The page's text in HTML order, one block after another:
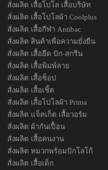
สั่งผลิต เสื้อโปโล เสื้อบริษัท
สั่งผลิต เสื้อโปโลผ้า Coolplus
สั่งผลิต เสื้อกีฬา Antibac
สั่งผลิต สินค้าเพื่อความยั่งยืน
สั่งผลิต เสื้อยืด ปัก-สกรีน
สั่งผลิต เสื้อพิมพ์ลาย
สั่งผลิต เสื้อช็อป
สั่งผลิต เสื้อเชิ้ต
สั่งผลิต เสื้อโปโลผ้า Prima
สั่งผลิต แจ็คเก็ต เสื้อวอร์ม
สั่งผลิต ผ้ากันเปื้อน
สั่งผลิต เสื้อคนงาน
สั่งผลิต หมวกพร้อมปักโลโก้
สั่งผลิต เสื้อเด็ก